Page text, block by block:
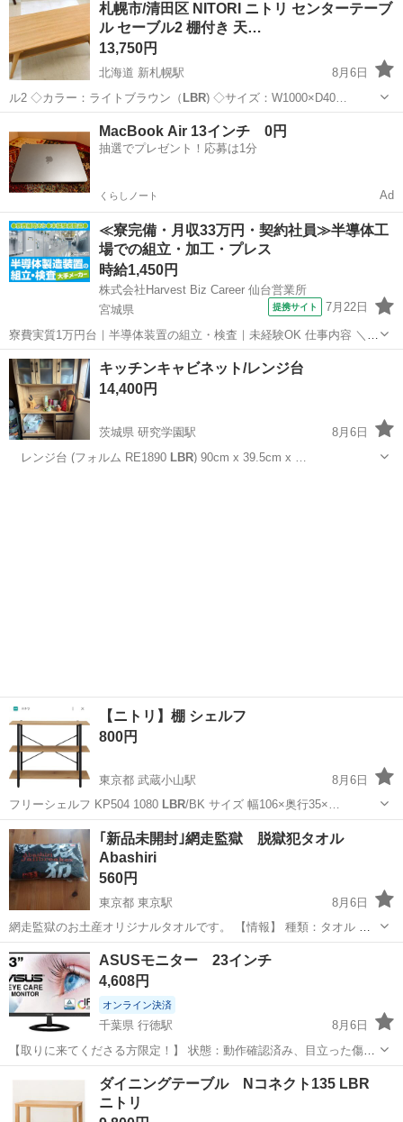
札幌市/清田区 NITORI ニトリ センターテーブ
ル セーブル2 棚付き 天…
13,750円
北海道 新札幌駅
8月6日
ル2 ◇カラー：ライトブラウン（ LBR ) ◇サイズ：W1000×D40…
テーブル 南区
MacBook Air 13インチ 0円
抽選でプレゼント！応募は1分
くらしノート Ad
≪寮完備・月収33万円・契約社員≫半導体工
場での組立・加工・プレス
時給1,450円
株式会社Harvest Biz Career 仙台営業所
宮城県
提携サイト 7月22日
寮費実質1万円台｜半導体装置の組立・検査｜未経験OK 仕事内容 ＼半
導体製造装置の組立・検査スタッフ／ 大手メーカー工場内で、半導体
をつくるための装置を組み立てる仕事です。 タブレットや図面を確認
しながら、ドライバ...
宮城 その他
キッチンキャビネット/レンジ台
14,400円
茨城県 研究学園駅
8月6日
レンジ台 (フォルム RE1890 LBR ) 90cm x 39.5cm x …
【ニトリ】棚 シェルフ
800円
東京都 武蔵小山駅
8月6日
フリーシェルフ KP504 1080 LBR /BK サイズ 幅106×奥行35×…
東京 品川区 武蔵小山駅 収納家具 シェルフ
｢新品未開封｣網走監獄 脱獄犯タオル
Abashiri
560円
東京都 東京駅
8月6日
網走監獄のお土産オリジナルタオルです。 【情報】 種類：タオル デ
ザイン：脱獄犯、Abashiri Jailbreaker カラー：ブラック 【状態】 未
開封の新品です ご不明点があればお気軽にお尋ねください。 ◎新品
未...
東京 渋谷区 その他
ASUSモニター 23インチ
4,608円
オンライン決済
千葉県 行徳駅
8月6日
【取りに来てくださる方限定！】 状態：動作確認済み、目立った傷無
し ✿デスク、チェアも別ページにて出品中✿ ▼商品詳細
https://www.amazon.co.jp/dp/B06VT3DVBD?ref=cm_sw_r...
行徳駅 周辺機器 23インチ
ダイニングテーブル Nコネクト135 LBR
ニトリ